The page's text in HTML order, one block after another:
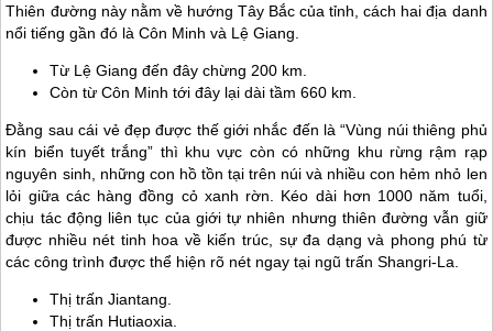
Thiên đường này nằm về hướng Tây Bắc của tỉnh, cách hai địa danh
nổi tiếng gần đó là Côn Minh và Lệ Giang.
Từ Lệ Giang đến đây chừng 200 km.
Còn từ Côn Minh tới đây lại dài tầm 660 km.
Đằng sau cái vẻ đẹp được thế giới nhắc đến là “Vùng núi thiêng phủ
kín biển tuyết trắng” thì khu vực còn có những khu rừng rậm rạp
nguyên sinh, những con hồ tồn tại trên núi và nhiều con hẻm nhỏ len
lỏi giữa các hàng đồng cỏ xanh rờn. Kéo dài hơn 1000 năm tuổi,
chịu tác động liên tục của giới tự nhiên nhưng thiên đường vẫn giữ
được nhiều nét tinh hoa về kiến trúc, sự đa dạng và phong phú từ
các công trình được thể hiện rõ nét ngay tại ngũ trấn Shangri-La.
Thị trấn Jiantang.
Thị trấn Hutiaoxia.